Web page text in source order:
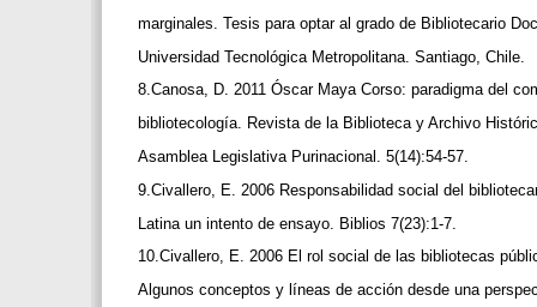
marginales. Tesis para optar al grado de Bibliotecario
Universidad Tecnológica Metropolitana. Santiago, Chile.
8.Canosa, D. 2011 Óscar Maya Corso: paradigma del
bibliotecología. Revista de la Biblioteca y Archivo
Asamblea Legislativa Purinacional. 5(14):54-57.
9.Civallero, E. 2006 Responsabilidad social del
Latina un intento de ensayo. Biblios 7(23):1-7.
10.Civallero, E. 2006 El rol social de las bibliotecas
Algunos conceptos y líneas de acción desde una